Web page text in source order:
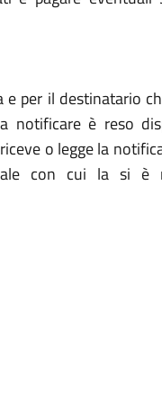
per il destinatario
notificare è reso
o legge la
con cui la si è